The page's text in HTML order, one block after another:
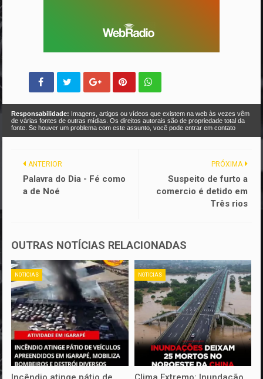
Responsabilidade: Imagens, artigos ou vídeos que existem na web às vezes vêm
de várias fontes de outras mídias. Os direitos autorais são de propriedade total da
fonte. Se houver um problema com este assunto, você pode entrar em contato
PRÓXIMA
Suspeito de furto a
comercio é detido em
Três rios
ANTERIOR
Palavra do Dia - Fé como
a de Noé
OUTRAS NOTÍCIAS RELACIONADAS
NOTICIAS NOTICIAS